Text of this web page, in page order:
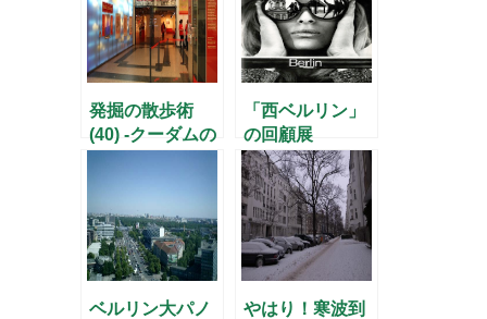
発掘の散歩術
(40) -クーダムの
「西ベルリン」
の回顧展
ベルリン大パノ
やはり！寒波到